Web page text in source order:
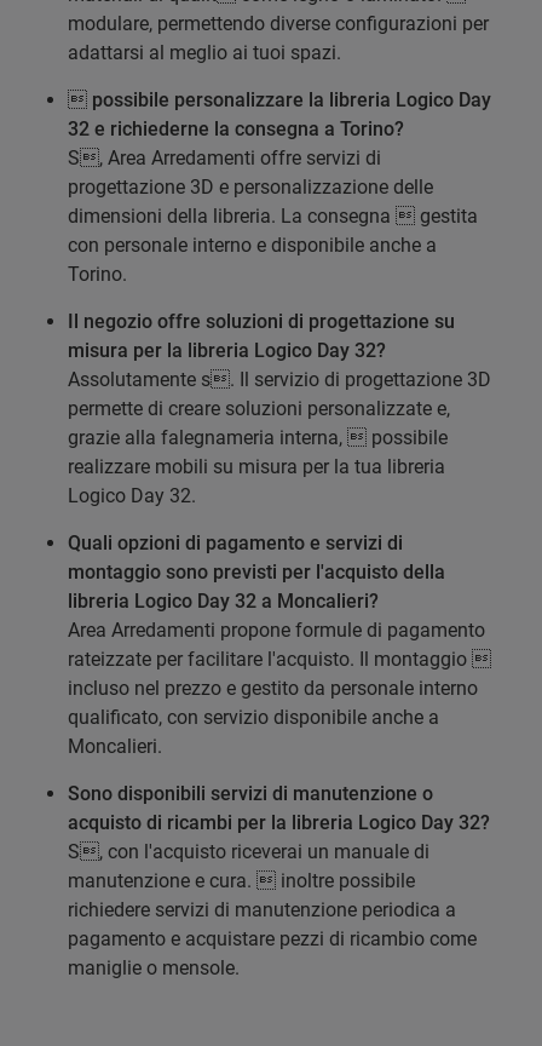
modulare, permettendo diverse configurazioni per
adattarsi al meglio ai tuoi spazi.
 possibile personalizzare la libreria Logico Day
32 e richiederne la consegna a Torino?
S, Area Arredamenti offre servizi di
progettazione 3D e personalizzazione delle
dimensioni della libreria. La consegna  gestita
con personale interno e disponibile anche a
Torino.
Il negozio offre soluzioni di progettazione su
misura per la libreria Logico Day 32?
Assolutamente s. Il servizio di progettazione 3D
permette di creare soluzioni personalizzate e,
grazie alla falegnameria interna,  possibile
realizzare mobili su misura per la tua libreria
Logico Day 32.
Quali opzioni di pagamento e servizi di
montaggio sono previsti per l'acquisto della
libreria Logico Day 32 a Moncalieri?
Area Arredamenti propone formule di pagamento
rateizzate per facilitare l'acquisto. Il montaggio 
incluso nel prezzo e gestito da personale interno
qualificato, con servizio disponibile anche a
Moncalieri.
Sono disponibili servizi di manutenzione o
acquisto di ricambi per la libreria Logico Day 32?
S, con l'acquisto riceverai un manuale di
manutenzione e cura.  inoltre possibile
richiedere servizi di manutenzione periodica a
pagamento e acquistare pezzi di ricambio come
maniglie o mensole.